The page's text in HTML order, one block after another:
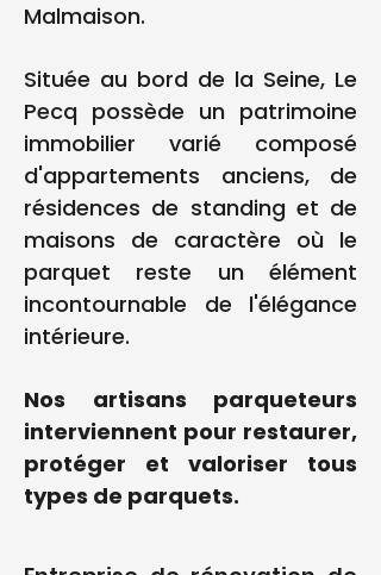
Malmaison.
Située au bord de la Seine, Le
Pecq possède un patrimoine
immobilier varié composé
d'appartements anciens, de
résidences de standing et de
maisons de caractère où le
parquet reste un élément
incontournable de l'élégance
intérieure.
Nos artisans parqueteurs
interviennent pour restaurer,
protéger et valoriser tous
types de parquets.